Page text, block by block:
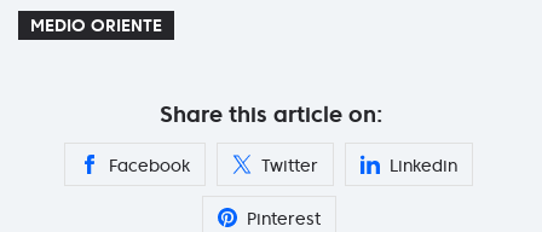
MEDIO ORIENTE
Share this article on:
Facebook Twitter Linkedin
Pinterest